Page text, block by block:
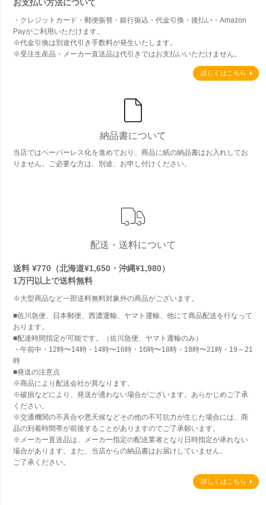
お支払い方法について
・クレジットカード・郵便振替・銀行振込・代金引換・後払い・Amazon
Payがご利用いただけます。
※代金引換は別途代引き手数料が発生いたします。
※受注生産品・メーカー直送品は代引きではお支払いいただけません。
詳しくはこちら
納品書について
当店ではペーパーレス化を進めており、商品に紙の納品書はお入れしてお
りません。ご必要な方は、別途、お申し付けください。
配送・送料について
送料 ¥770（北海道¥1,650・沖縄¥1,980）
1万円以上で送料無料
※大型商品など一部送料無料対象外の商品がございます。
■佐川急便、日本郵便、西濃運輸、ヤマト運輸、他にて商品配送を行なって
おります。
■配達時間指定が可能です。（佐川急便、ヤマト運輸のみ）
・午前中・12時〜14時・14時〜16時・16時〜18時・18時〜21時・19～21
時
■発送の注意点
※商品により配送会社が異なります。
※破損などにより、発送が適わない場合がございます。あらかじめご了承
ください。
※交通機関の不具合や悪天候などその他の不可抗力が生じた場合には、商
品の到着時間帯が前後することがありますのでご了承願います。
※メーカー直送品は、メーカー指定の配送業者となり日時指定が承れない
場合があります。また、当店からの納品書はお届けしていません。
ご了承ください。
詳しくはこちら